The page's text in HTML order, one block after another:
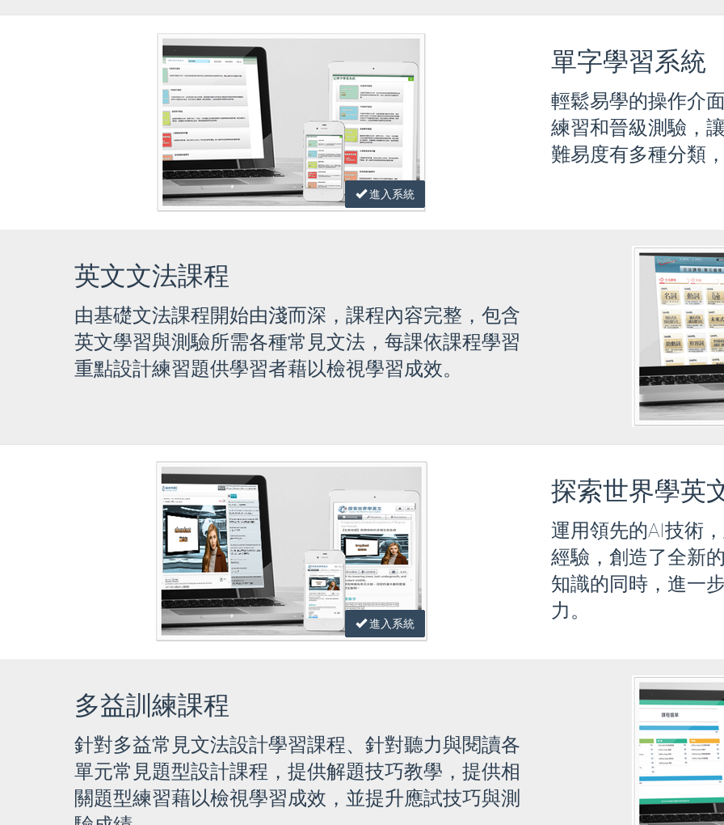
進入系統
單字學習系統
輕鬆易學的操作介
練習和晉級測驗，
難易度有多種分類
英文文法課程
由基礎文法課程開始由淺而深，課程內容完整，包含
英文學習與測驗所需各種常見文法，每課依課程學習
重點設計練習題供學習者藉以檢視學習成效。
進入系統
探索世界學英
運用領先的AI技術
經驗，創造了全新
知識的同時，進一
力。
多益訓練課程
針對多益常見文法設計學習課程、針對聽力與閱讀各
單元常見題型設計課程，提供解題技巧教學，提供相
關題型練習藉以檢視學習成效，並提升應試技巧與測